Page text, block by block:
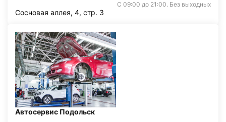
С 09:00 до 21:00. Без выходных
Сосновая аллея, 4, стр. 3
Автосервис Подольск